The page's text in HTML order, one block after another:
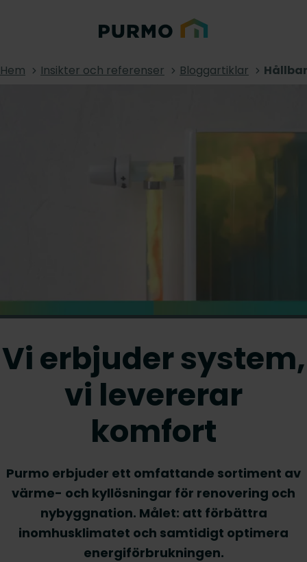
Hem Insikter och referenser Bloggartiklar
Vi erbjuder system,
vi levererar
komfort
Purmo erbjuder ett omfattande sortiment av
värme- och kyllösningar för renovering och
nybyggnation. Målet: att förbättra
inomhusklimatet och samtidigt optimera
energiförbrukningen.